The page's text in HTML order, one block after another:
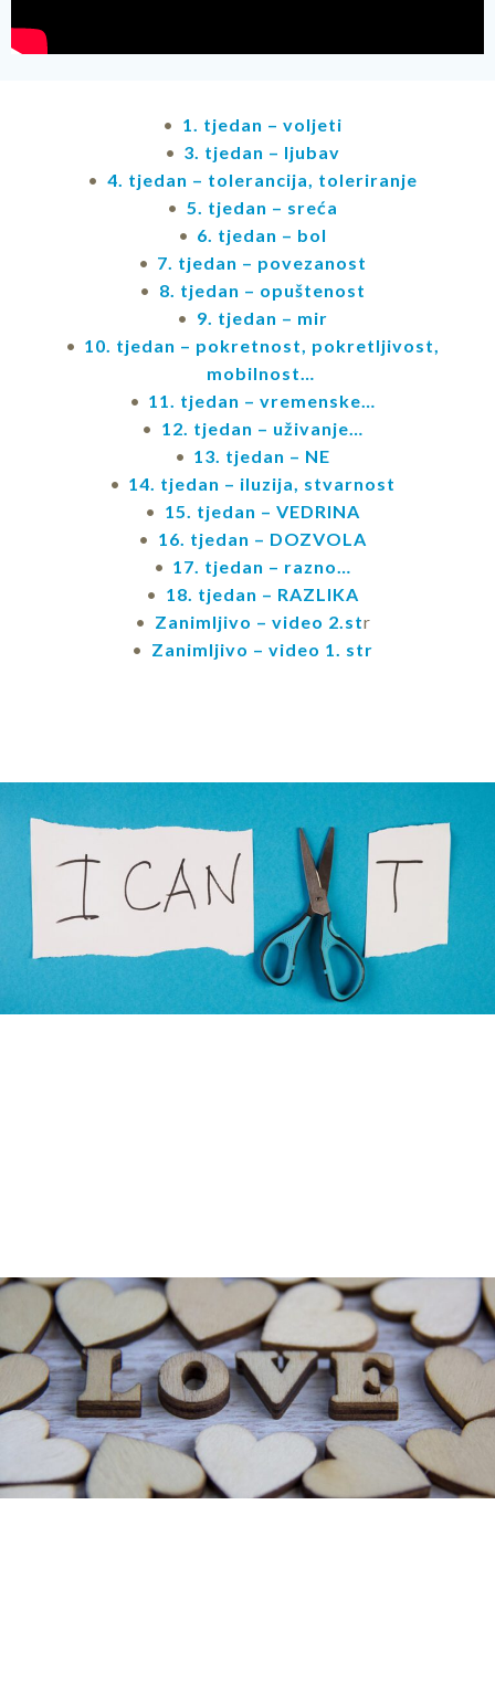
1. tjedan – voljeti
3. tjedan – ljubav
4. tjedan – tolerancija, toleriranje
5. tjedan – sreća
6. tjedan – bol
7. tjedan – povezanost
8. tjedan – opuštenost
9. tjedan – mir
10. tjedan – pokretnost, pokretljivost,
mobilnost…
11. tjedan – vremenske…
12. tjedan – uživanje…
13. tjedan – NE
14. tjedan – iluzija, stvarnost
15. tjedan – VEDRINA
16. tjedan – DOZVOLA
17. tjedan – razno…
18. tjedan – RAZLIKA
Zanimljivo – video 2.str
Zanimljivo – video 1. str